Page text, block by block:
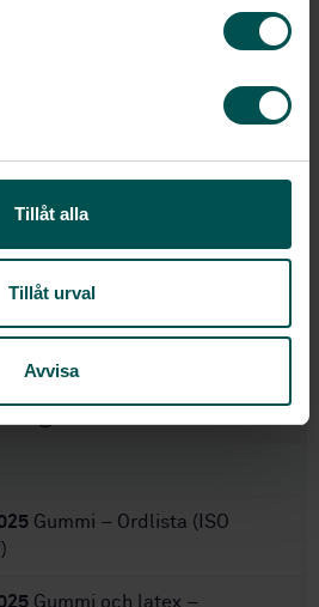
Tillåt alla
Tillåt urval
Avvisa
- Determination of
24
Gummi – Ordlista (ISO
Gummi och latex –